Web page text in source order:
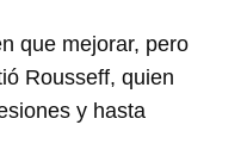
que mejorar, pero
Rousseff, quien
y hasta